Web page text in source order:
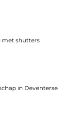
met shutters
in Deventerse